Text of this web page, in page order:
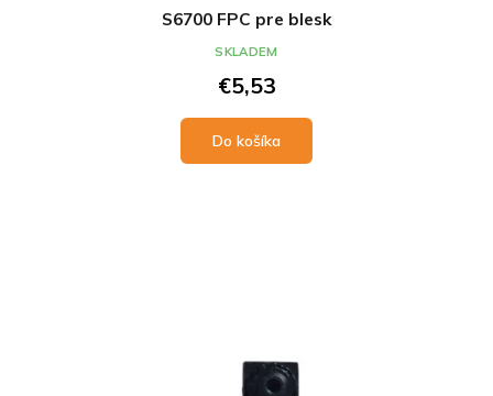
S6700 FPC pre blesk
€5,53
Do košíka
SKLADEM